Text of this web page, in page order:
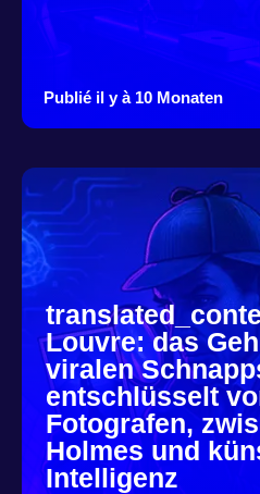
Publié il y à 10 Monaten
Louvre: das
viralen
entschlüsselt
Fotografen,
Holmes und
Intelligenz